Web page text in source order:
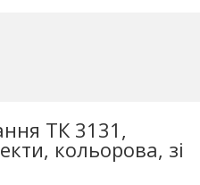
ТК 3131,
кольорова, зі